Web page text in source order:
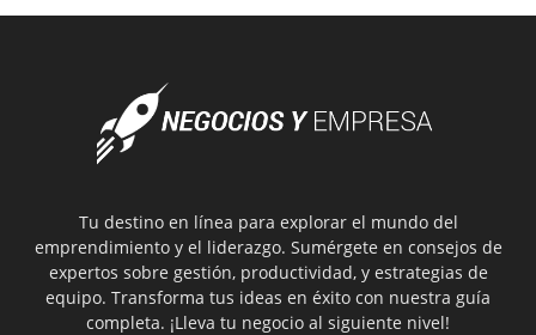
Tu destino en línea para explorar el mundo del
emprendimiento y el liderazgo. Sumérgete en consejos de
expertos sobre gestión, productividad, y estrategias de
equipo. Transforma tus ideas en éxito con nuestra guía
completa. ¡Lleva tu negocio al siguiente nivel!